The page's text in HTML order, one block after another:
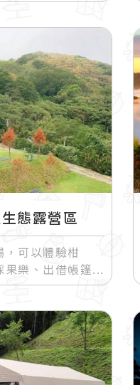
態露營區
可以體驗柑
樂、出借帳篷